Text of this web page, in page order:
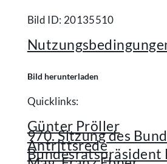
Bild ID: 20135510
Bild herunterladen
Quicklinks:
Günter Pröller
970. Sitzung des
Antrittsrede
Bundesratspräsident